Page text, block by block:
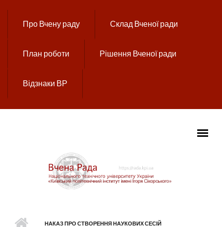
Про Вчену раду Склад Вченої ради
План роботи Рішення Вченої ради
Відзнаки ВР
ГОЛОВНЕ МЕНЮ
НАКАЗ ПРО СТВОРЕННЯ НАУКОВИХ СЕСІЙ